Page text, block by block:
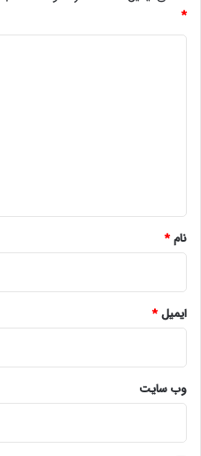
*
نام*
ایمیل*
وب‌ سایت